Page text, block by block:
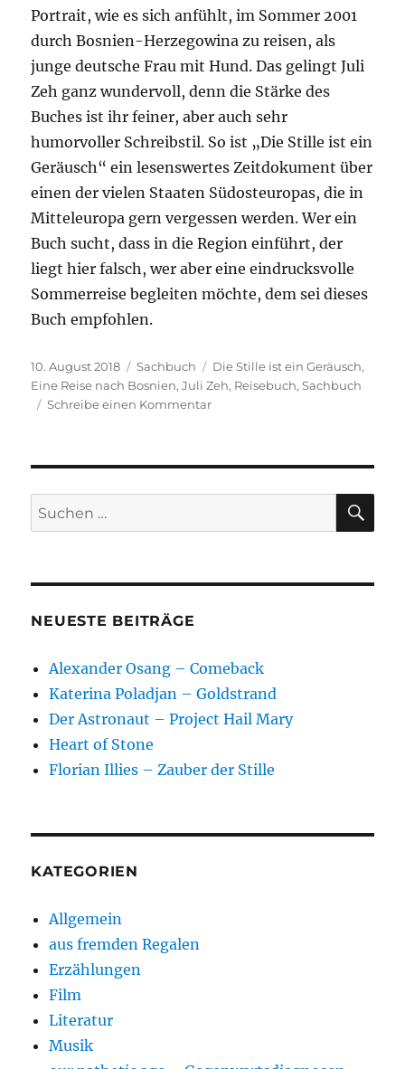
Portrait, wie es sich anfühlt, im Sommer 2001
durch Bosnien-Herzegowina zu reisen, als
junge deutsche Frau mit Hund. Das gelingt Juli
Zeh ganz wundervoll, denn die Stärke des
Buches ist ihr feiner, aber auch sehr
humorvoller Schreibstil. So ist „Die Stille ist ein
Geräusch“ ein lesenswertes Zeitdokument über
einen der vielen Staaten Südosteuropas, die in
Mitteleuropa gern vergessen werden. Wer ein
Buch sucht, dass in die Region einführt, der
liegt hier falsch, wer aber eine eindrucksvolle
Sommerreise begleiten möchte, dem sei dieses
Buch empfohlen.
Veröffentlicht
am
10. August 2018 Kategorien
Sachbuch Schlagwörter
Die Stille ist ein Geräusch,
Eine Reise nach Bosnien,Juli Zeh, Reisebuch,Sachbuch
Schreibe einen Kommentarzu
Stille
ein
Suchen
nach:
NEUESTE BEITRÄGE
Alexander Osang – Comeback
Katerina Poladjan – Goldstrand
Der Astronaut – Project Hail Mary
Heart of Stone
Florian Illies – Zauber der Stille
KATEGORIEN
Allgemein
aus fremden Regalen
Erzählungen
Film
Literatur
Musik